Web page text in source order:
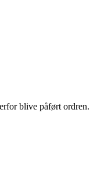
blive påført ordren.